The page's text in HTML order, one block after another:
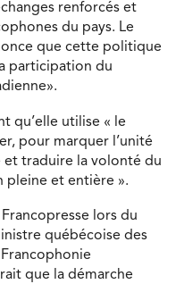
renforcés et
du pays. Le
que cette politique
participation du
qu’elle utilise « le
pour marquer l’unité
et traduire la volonté du
pleine et entière ».
lors du
québécoise des
que la démarche